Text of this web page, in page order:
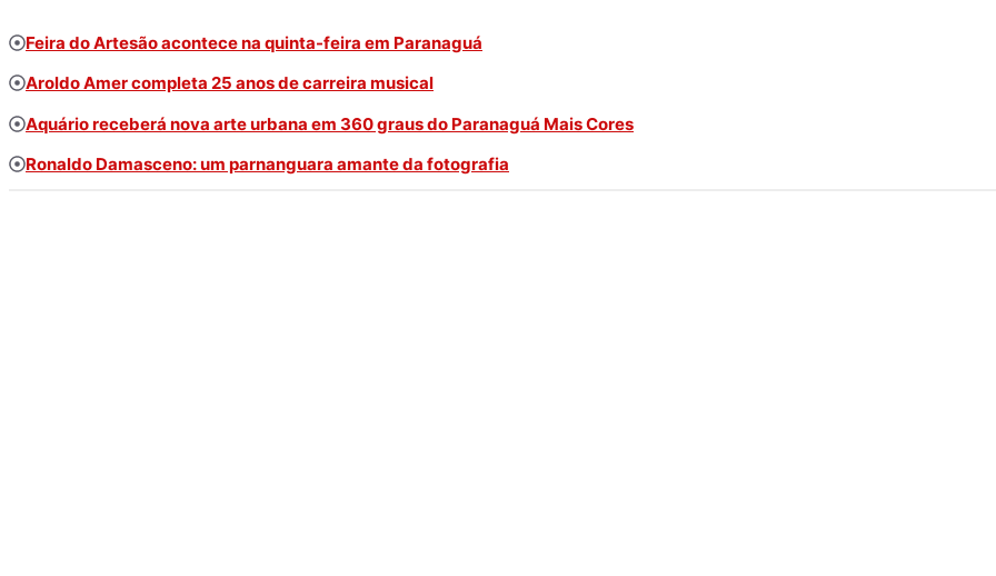
Feira do Artesão acontece na quinta-feira em Paranaguá
Aroldo Amer completa 25 anos de carreira musical
Aquário receberá nova arte urbana em 360 graus do Paranaguá Mais Cores
Ronaldo Damasceno: um parnanguara amante da fotografia